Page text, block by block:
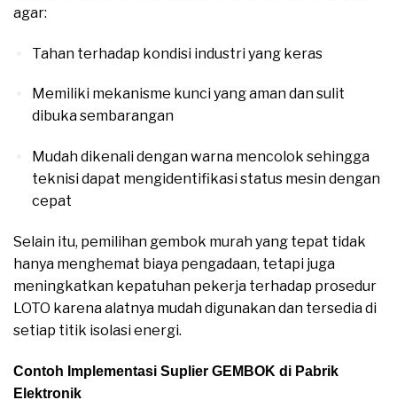
agar:
Tahan terhadap kondisi industri yang keras
Memiliki mekanisme kunci yang aman dan sulit
dibuka sembarangan
Mudah dikenali dengan warna mencolok sehingga
teknisi dapat mengidentifikasi status mesin dengan
cepat
Selain itu, pemilihan gembok murah yang tepat tidak
hanya menghemat biaya pengadaan, tetapi juga
meningkatkan kepatuhan pekerja terhadap prosedur
LOTO karena alatnya mudah digunakan dan tersedia di
setiap titik isolasi energi.
Contoh Implementasi Suplier GEMBOK di Pabrik
Elektronik